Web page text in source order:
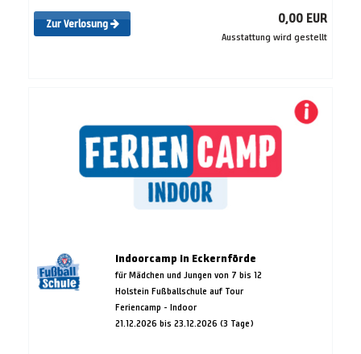
Zur Verlosung 0,00 EUR
Ausstattung wird gestellt
Indoorcamp in Eckernförde
für Mädchen und Jungen von 7 bis 12
Holstein Fußballschule auf Tour
Feriencamp - Indoor
21.12.2026 bis 23.12.2026 (3 Tage)